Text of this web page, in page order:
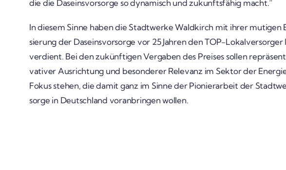
die die Daseins­vor­sorge so dyna­misch und zukunfts­fähig macht.“
In diesem Sinne haben die Stadt­werke Wald­kirch mit ihrer
sie­rung der Daseins­vor­sorge vor 25 Jahren den TOP-
verdient. Bei den zukünf­tigen Vergaben des Preises sollen
va­tiver Ausrich­tung und beson­derer Rele­vanz im Sektor der
Fokus stehen, die damit ganz im Sinne der Pionier­ar­beit der
sorge in Deutsch­land voran­bringen wollen.